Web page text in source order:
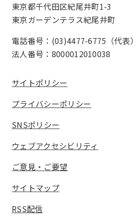
東京都千代田区紀尾井町1-3
東京ガーデンテラス紀尾井町
電話番号：(03)4477-6775（代表）
法人番号：8000012010038
サイトポリシー
プライバシーポリシー
SNSポリシー
ウェブアクセシビリティ
ご意見・ご要望
サイトマップ
RSS配信